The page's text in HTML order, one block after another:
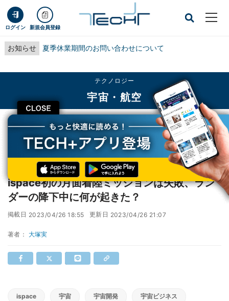
ログイン 新規会員登録
お知らせ 夏季休業期間のお問い合わせについて
CLOSE
テクノロジー
宇宙・航空
TECH+ テクノロジー
宇宙・航空
ispace初の月面着陸ミッションは失敗、ランダーの降下中に何が起きた？
ispace初の月面着陸ミッションは失敗、ラン
ダーの降下中に何が起きた？
掲載日 2023/04/26 18:55 更新日 2023/04/26 21:07
著者： 大塚実
ispace 宇宙 宇宙開発 宇宙ビジネス